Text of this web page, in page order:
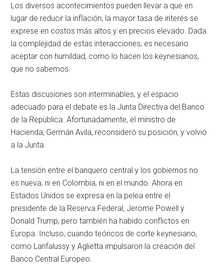
Los diversos acontecimientos pueden llevar a que en
lugar de reducir la inflación, la mayor tasa de interés se
exprese en costos más altos y en precios elevado. Dada
la complejidad de estas interacciones, es necesario
aceptar con humildad, como lo hacen los keynesianos,
que no sabemos.
Estas discusiones son interminables, y el espacio
adecuado para el debate es la Junta Directiva del Banco
de la República. Afortunadamente, el ministro de
Hacienda, Germán Avila, reconsideró su posición, y volvió
a la Junta.
La tensión entre el banquero central y los gobiernos no
es nueva, ni en Colombia, ni en el mundo. Ahora en
Estados Unidos se expresa en la pelea entre el
presidente de la Reserva Federal, Jerome Powell y
Donald Trump, pero también ha habido conflictos en
Europa. Incluso, cuando teóricos de corte keynesiano,
como Lanfalussy y Aglietta impulsaron la creación del
Banco Central Europeo.